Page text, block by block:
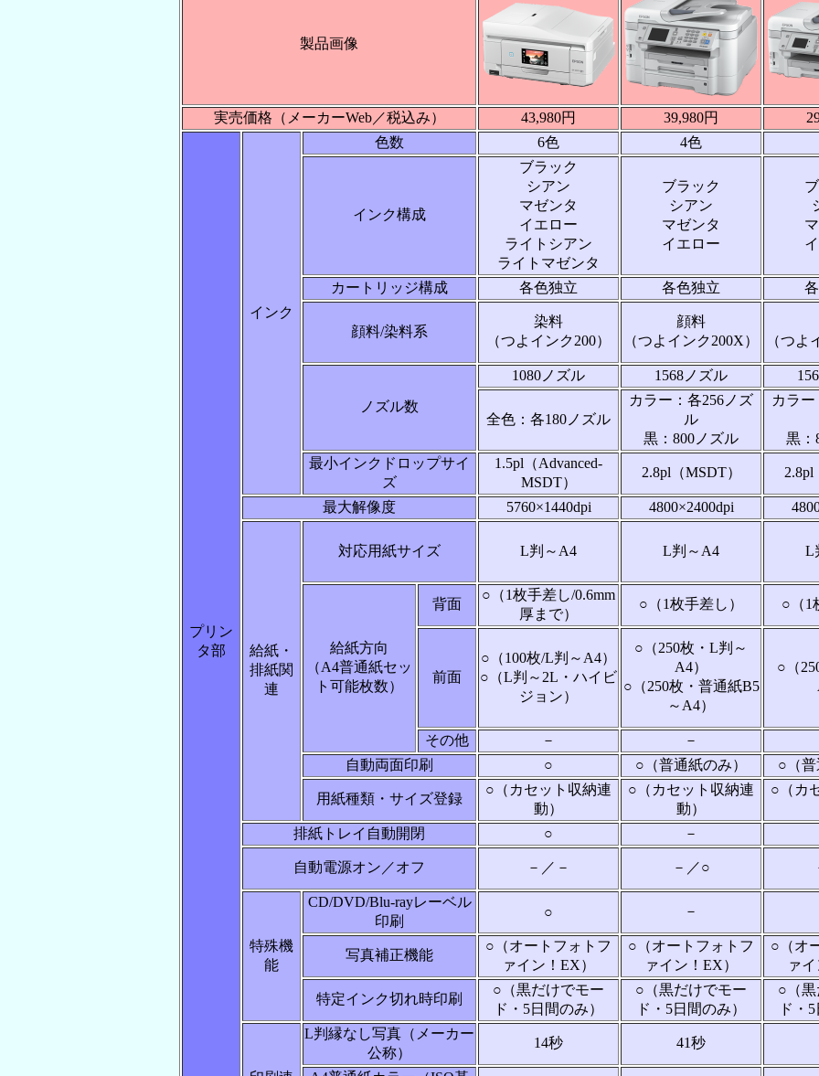
製品画像
実売価格（メーカーWeb／税込み） 43,980円 39,980円
プリン
タ部
インク
色数 6色 4色
インク構成
ブラック
シアン
マゼンタ
イエロー
ライトシアン
ライトマゼンタ
ブラック
シアン
マゼンタ
イエロー
カートリッジ構成 各色独立 各色独立
顔料/染料系
染料
（つよインク200）
顔料
（つよインク200X）
（つよ
ノズル数
1080ノズル 1568ノズル
全色：各180ノズル
カラー：各256ノズ
ル
黒：800ノズル
カラー
黒：
最小インクドロップサイ
ズ
1.5pl（Advanced-
MSDT）
2.8pl（MSDT） 2.8pl
最大解像度 5760×1440dpi 4800×2400dpi
給紙・
排紙関
連
対応用紙サイズ L判～A4 L判～A4 L
給紙方向
（A4普通紙セッ
ト可能枚数）
背面
○（1枚手差し/0.6mm
厚まで）
○（1枚手差し） ○（1
前面
○（100枚/L判～A4）
○（L判～2L・ハイビ
ジョン）
○（250枚・L判～
A4）
○（250枚・普通紙B5
～A4）
○（
その他
－ －
自動両面印刷
○ ○（普通紙のみ） ○（普
用紙種類・サイズ登録
○（カセット収納連
動）
○（カセット収納連
動）
○（カ
排紙トレイ自動開閉
○ －
自動電源オン／オフ －／－ －／○
特殊機
能
CD/DVD/Blu-rayレーベル
印刷
○ －
写真補正機能
○（オートフォトフ
ァイン！EX）
○（オートフォトフ
ァイン！EX）
○（オ
ァイ
特定インク切れ時印刷
○（黒だけでモー
ド・5日間のみ）
○（黒だけでモー
ド・5日間のみ）
○（
ド・
L判縁なし写真（メーカー
公称）
14秒 41秒